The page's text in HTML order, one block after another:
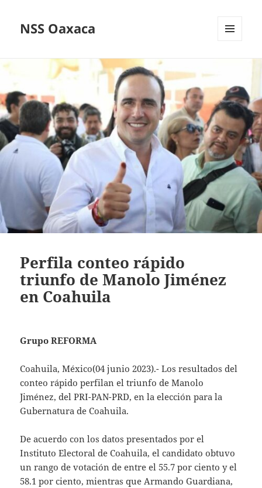
NSS Oaxaca
Perfila conteo rápido
triunfo de Manolo Jiménez
en Coahuila
Grupo REFORMA
Coahuila, México(04 junio 2023).- Los resultados del
conteo rápido perfilan el triunfo de Manolo
Jiménez, del PRI-PAN-PRD, en la elección para la
Gubernatura de Coahuila.
De acuerdo con los datos presentados por el
Instituto Electoral de Coahuila, el candidato obtuvo
un rango de votación de entre el 55.7 por ciento y el
58.1 por ciento, mientras que Armando Guardiana,